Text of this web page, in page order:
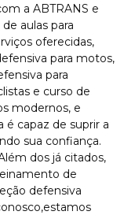
a ABTRANS e
aulas para
oferecidas,
para motos,
para
e curso de
modernos, e
capaz de suprir a
sua confiança.
dos já citados,
de
defensiva